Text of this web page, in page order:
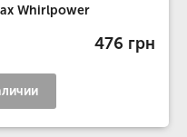
Whirlpower
476 грн